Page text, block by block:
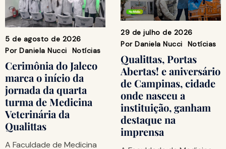
5 de agosto de 2026
Por Daniela Nucci Notícias
Cerimônia do Jaleco
marca o início da
jornada da quarta
turma de Medicina
Veterinária da
Qualittas
A Faculdade de Medicina
29 de julho de 2026
Por Daniela Nucci Notícias
Qualittas, Portas
Abertas! e aniversário
de Campinas, cidade
onde nasceu a
instituição, ganham
destaque na
imprensa